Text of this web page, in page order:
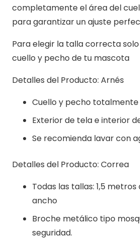
completamente el área del
para garantizar un ajuste
Para elegir la talla correcta
cuello y pecho de tu mascota
Detalles del Producto: Arnés
Cuello y pecho
Exterior de tela e interior
Se recomienda lavar con
Detalles del Producto: Correa
Todas las tallas: 1,5
ancho
Broche metálico tipo
seguridad.